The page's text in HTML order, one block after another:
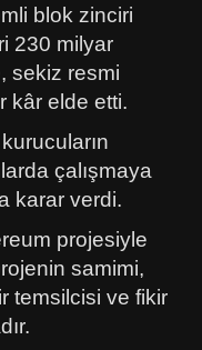
blok zinciri
230 milyar
sekiz resmi
kâr elde etti.
çalışmaya
karar verdi.
projesiyle
samimi,
temsilcisi ve fikir